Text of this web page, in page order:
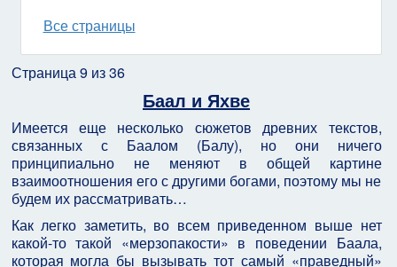
Все страницы
Страница 9 из 36
Баал и Яхве
Имеется еще несколько сюжетов древних текстов,
связанных с Баалом (Балу), но они ничего
принципиально не меняют в общей картине
взаимоотношения его с другими богами, поэтому мы не
будем их рассматривать…
Как легко заметить, во всем приведенном выше нет
какой-то такой «мерзопакости» в поведении Баала,
которая могла бы вызывать тот самый «праведный»